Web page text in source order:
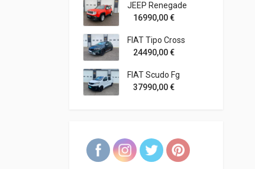
JEEP Renegade
16990,00€
FIAT Tipo Cross
24490,00€
FIAT Scudo Fg
37990,00€